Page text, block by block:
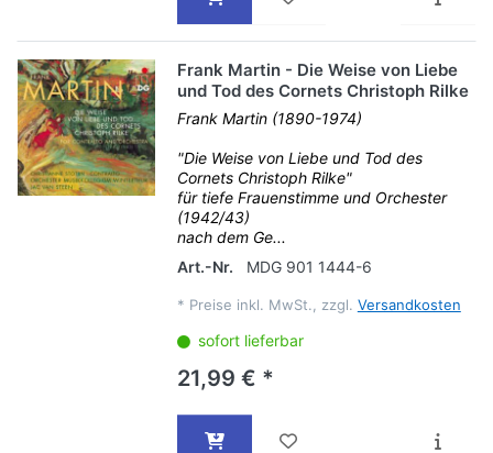
Frank Martin - Die Weise von Liebe
und Tod des Cornets Christoph Rilke
Frank Martin (1890-1974)
"Die Weise von Liebe und Tod des
Cornets Christoph Rilke"
für tiefe Frauenstimme und Orchester
(1942/43)
nach dem Ge...
Art.-Nr.
MDG 901 1444-6
* Preise inkl. MwSt., zzgl. Versandkosten
sofort lieferbar
21,99 € *